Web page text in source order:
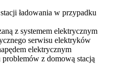
ładowania w przypadku
z systemem elektrycznym
serwisu elektryków
elektrycznym
z domową stacją